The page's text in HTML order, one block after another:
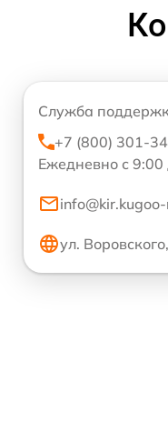
Служба
+7 (800) 301-
Ежедневно с 9:00
ул.